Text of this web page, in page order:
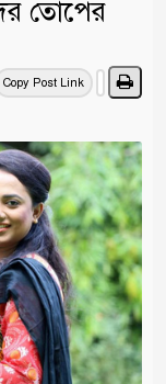
তোপের
Copy Post Link